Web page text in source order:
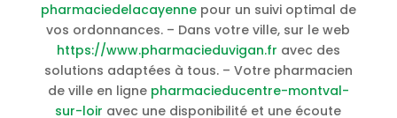
pharmaciedelacayennepour un suivi optimal de
vos ordonnances. – Dans votre ville, sur le web
https://www.pharmacieduvigan.fr avec des
solutions adaptées à tous. – Votre pharmacien
de ville en ligne pharmacieducentre-montval-
sur-loir avec une disponibilité et une écoute